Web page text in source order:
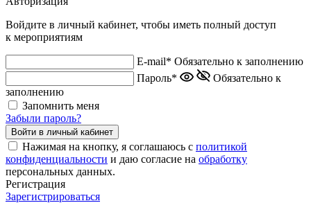
Войдите в личный кабинет, чтобы иметь полный доступ
к мероприятиям
E-mail* Обязательно к заполнению
Пароль*
Обязательно к
заполнению
Запомнить меня
Забыли пароль?
Нажимая на кнопку, я соглашаюсь с политикой
конфиденциальности и даю согласие на обработку
персональных данных.
Регистрация
Зарегистрироваться